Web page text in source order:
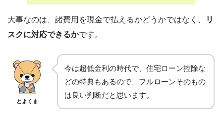
大事なのは、諸費用を現金で払えるかどうかではなく、
リ
スクに対応できるかです。
とよくま
今は超低金利の時代で、住宅ローン控除な
どの特典もあるので、フルローンそのもの
は良い判断だと思います。